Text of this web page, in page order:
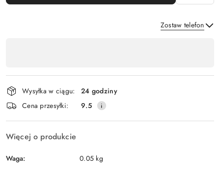
Zostaw telefon
płatność
i
dostawa
Wysyłka w ciągu:
24 godziny
Cena przesyłki:
9.5
Więcej o produkcie
Waga: 0.05 kg